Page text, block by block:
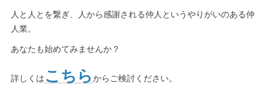
人と人とを繋ぎ、人から感謝される仲人というやりがいのある仲
人業。
あなたも始めてみませんか？
詳しくは こちら からご検討ください。